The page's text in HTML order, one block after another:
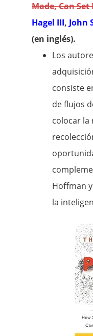
Made, Can
Hagel III, John
(en inglés).
Los
consiste
de flujos
colocar la
Hoffman
la